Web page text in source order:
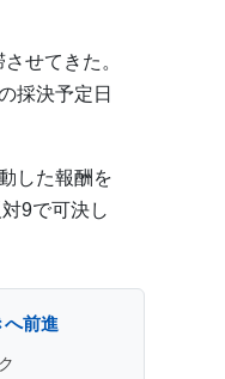
せてきた。
採決予定日
した報酬を
9で可決し
前進